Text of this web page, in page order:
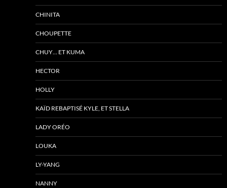
CHINITA
CHOUPETTE
CHUY… ET KUMA
HECTOR
HOLLY
KAÏD REBAPTISÉ KYLE, ET STELLA
LADY ORÉO
LOUKA
LY-YANG
NANNY